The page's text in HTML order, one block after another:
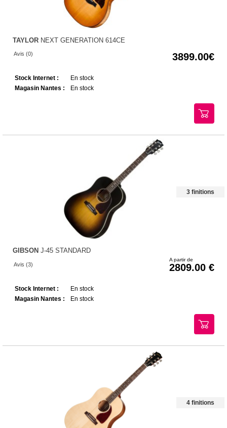
TAYLOR NEXT GENERATION 614CE
Avis (0) 3899.00
Stock Internet :
En stock
Magasin Nantes :
En stock
3 finitions
GIBSON J-45 STANDARD
Avis (3)
A partir de
2809.00
Stock Internet :
En stock
Magasin Nantes :
En stock
4 finitions